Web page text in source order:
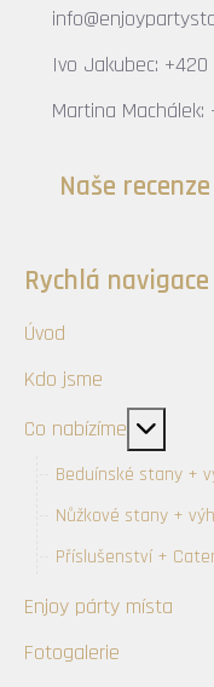
Ivo Jakubec:
Martina Machálek:
Naše
Rychlá navigace
Úvod
Kdo jsme
Co nabízíme
Více o:
Beduínské stany +
Nůžkové stany +
Příslušenství +
Enjoy párty místa
Fotogalerie